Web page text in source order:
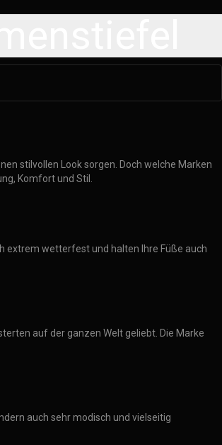
stilvollen Look sorgen. Doch welche Marken
Komfort und Stil.
extrem wetterfest und halten Ihre Füße auch
auf der ganzen Welt geliebt. Die Marke
auch sehr modisch und vielseitig